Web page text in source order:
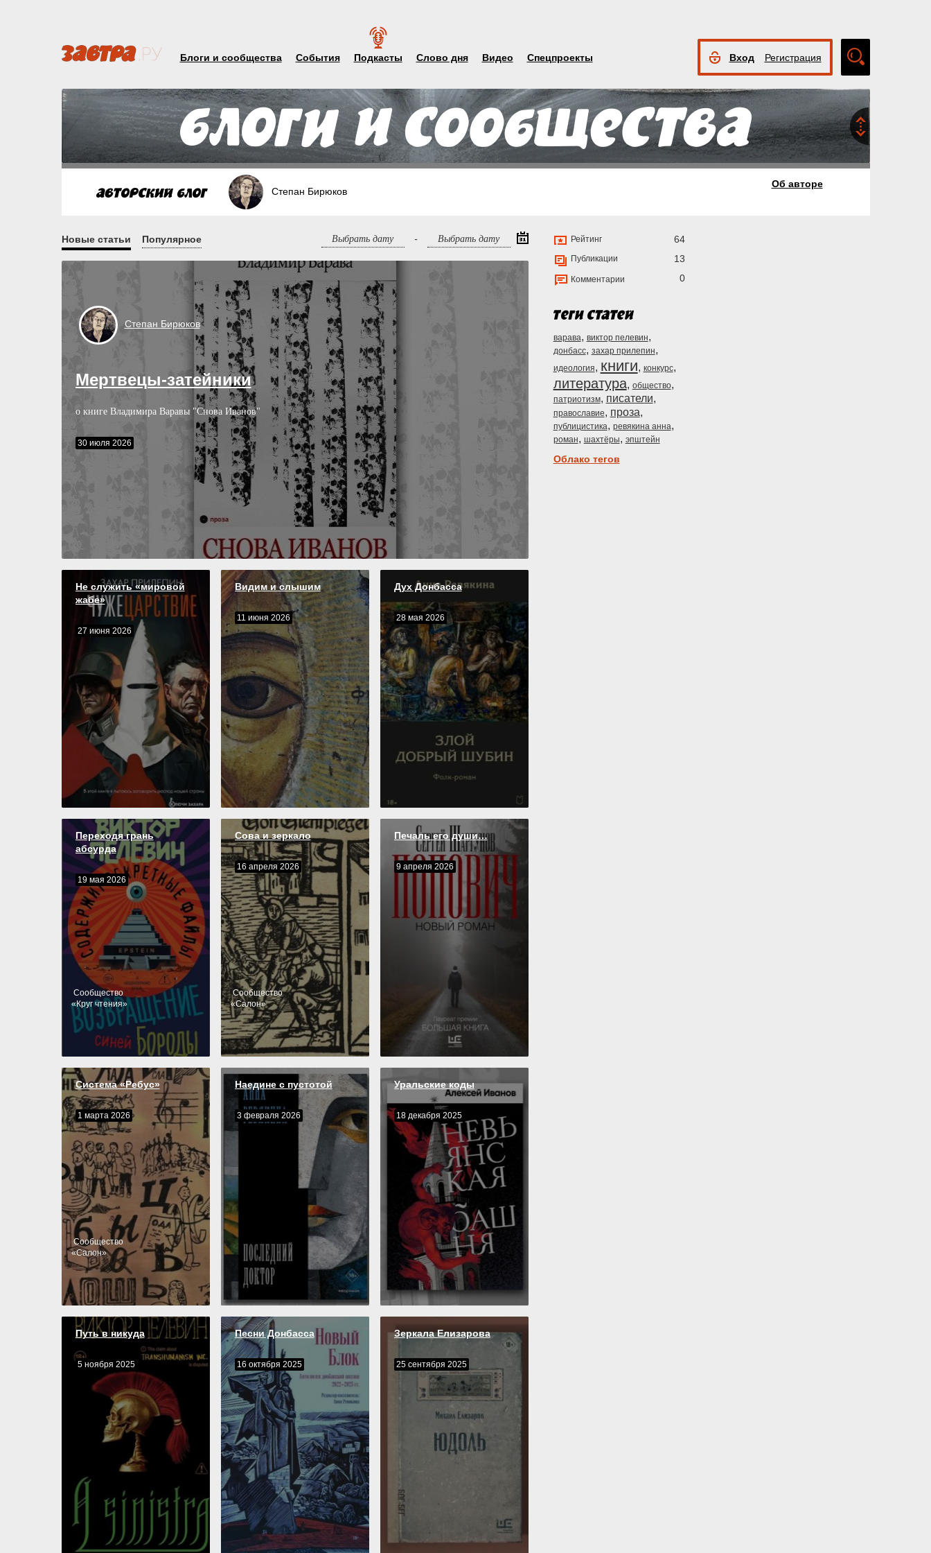
Блоги и сообщества События Подкасты Слово дня Видео Спецпроекты Вход Регистрация
поиск
Степан Бирюков
Об авторе
Новые статьи Популярное -
Степан Бирюков
Мертвецы-затейники
о книге Владимира Варавы "Снова Иванов"
30 июля 2026
Не служить «мировой
жабе»
27 июня 2026
Видим и слышим
11 июня 2026
Дух Донбасса
28 мая 2026
Переходя грань
абсурда
19 мая 2026
Cообщество
«Круг чтения»
Сова и зеркало
16 апреля 2026
Cообщество
«Салон»
Печаль его души…
9 апреля 2026
Система «Ребус»
1 марта 2026
Cообщество
«Салон»
Наедине с пустотой
3 февраля 2026
Уральские коды
18 декабря 2025
Путь в никуда
5 ноября 2025
Песни Донбасса
16 октября 2025
Зеркала Елизарова
25 сентября 2025
Рейтинг 64
Публикации 13
Комментарии 0
варава, виктор пелевин,
донбасс, захар прилепин,
идеология, книги, конкурс,
литература, общество,
патриотизм, писатели,
православие, проза,
публицистика, ревякина анна,
роман, шахтёры, эпштейн
Облако тегов